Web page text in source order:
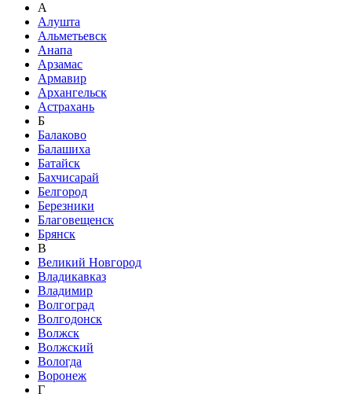
А
Алушта
Альметьевск
Анапа
Арзамас
Армавир
Архангельск
Астрахань
Б
Балаково
Балашиха
Батайск
Бахчисарай
Белгород
Березники
Благовещенск
Брянск
В
Великий Новгород
Владикавказ
Владимир
Волгоград
Волгодонск
Волжск
Волжский
Вологда
Воронеж
Г